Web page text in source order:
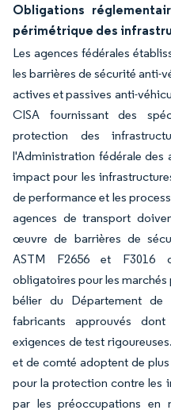
Obligations
périmétrique des
Les agences fédérales
les barrières de sécurité anti-
actives et passives anti-
CISA fournissant des
protection des
l'Administration fédérale des
impact pour les
de performance et les
agences de transport
œuvre de barrières de
ASTM F2656 et F3016
obligatoires pour les
bélier du Département de
fabricants approuvés
exigences de test
et de comté adoptent de
pour la protection contre les
par les préoccupations en